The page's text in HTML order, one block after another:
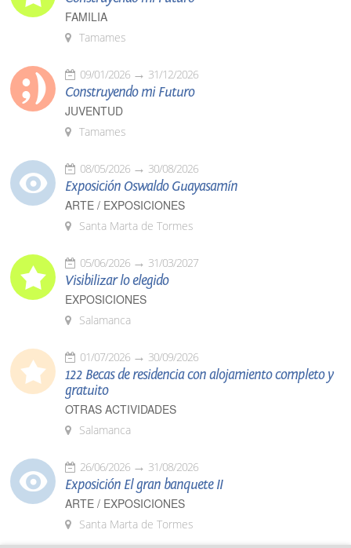
FAMILIA
Tamames
09/01/2026 31/12/2026
Construyendo mi Futuro
JUVENTUD
Tamames
08/05/2026 30/08/2026
Exposición Oswaldo Guayasamín
ARTE / EXPOSICIONES
Santa Marta de Tormes
05/06/2026 31/03/2027
Visibilizar lo elegido
EXPOSICIONES
Salamanca
01/07/2026 30/09/2026
122 Becas de residencia con alojamiento completo y
gratuito
OTRAS ACTIVIDADES
Salamanca
26/06/2026 31/08/2026
Exposición El gran banquete II
ARTE / EXPOSICIONES
Santa Marta de Tormes